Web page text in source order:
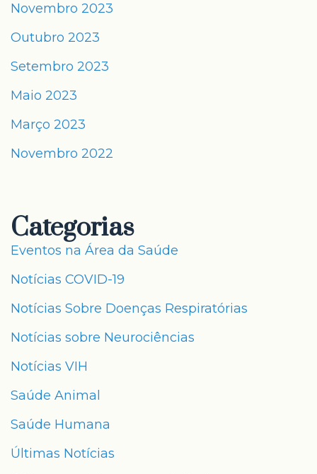
Novembro 2023
Outubro 2023
Setembro 2023
Maio 2023
Março 2023
Novembro 2022
Categorias
Eventos na Área da Saúde
Notícias COVID-19
Notícias Sobre Doenças Respiratórias
Notícias sobre Neurociências
Notícias VIH
Saúde Animal
Saúde Humana
Últimas Notícias